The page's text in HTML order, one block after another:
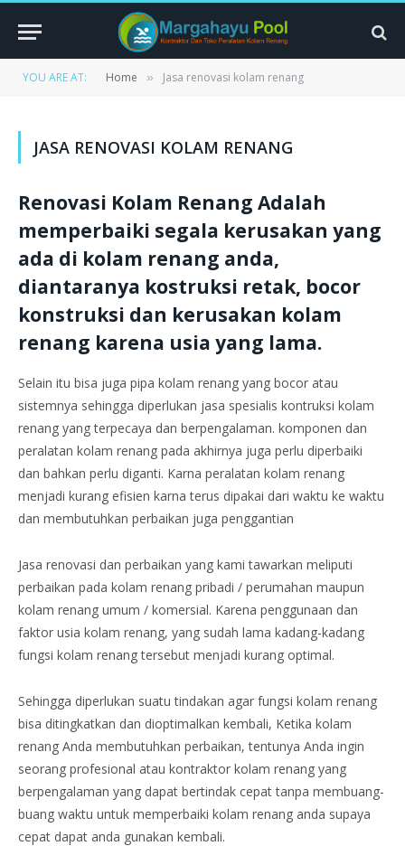
YOU ARE AT: Home » Jasa renovasi kolam renang
JASA RENOVASI KOLAM RENANG
Renovasi Kolam Renang Adalah
memperbaiki segala kerusakan yang
ada di kolam renang anda,
diantaranya kostruksi retak, bocor
konstruksi dan kerusakan kolam
renang karena usia yang lama.
Selain itu bisa juga pipa kolam renang yang bocor atau
sistemnya sehingga diperlukan jasa spesialis kontruksi kolam
renang yang terpecaya dan berpengalaman. komponen dan
peralatan kolam renang pada akhirnya juga perlu diperbaiki
dan bahkan perlu diganti. Karna peralatan kolam renang
menjadi kurang efisien karna terus dipakai dari waktu ke waktu
dan membutuhkan perbaikan juga penggantian
Jasa renovasi dan perbaikan yang kami tawarkan meliputi
perbaikan pada kolam renang pribadi / perumahan maupun
kolam renang umum / komersial. Karena penggunaan dan
faktor usia kolam renang, yang sudah lama kadang-kadang
fungsi kolam renang tersebut menjadi kurang optimal.
Sehingga diperlukan suatu tindakan agar fungsi kolam renang
bisa ditingkatkan dan dioptimalkan kembali, Ketika kolam
renang Anda membutuhkan perbaikan, tentunya Anda ingin
seorang profesional atau kontraktor kolam renang yang
berpengalaman yang dapat bertindak cepat tanpa membuang-
buang waktu untuk memperbaiki kolam renang anda supaya
cepat dapat anda gunakan kembali.